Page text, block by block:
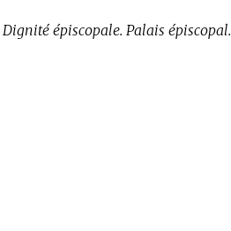
épiscopale. Palais épiscopal.